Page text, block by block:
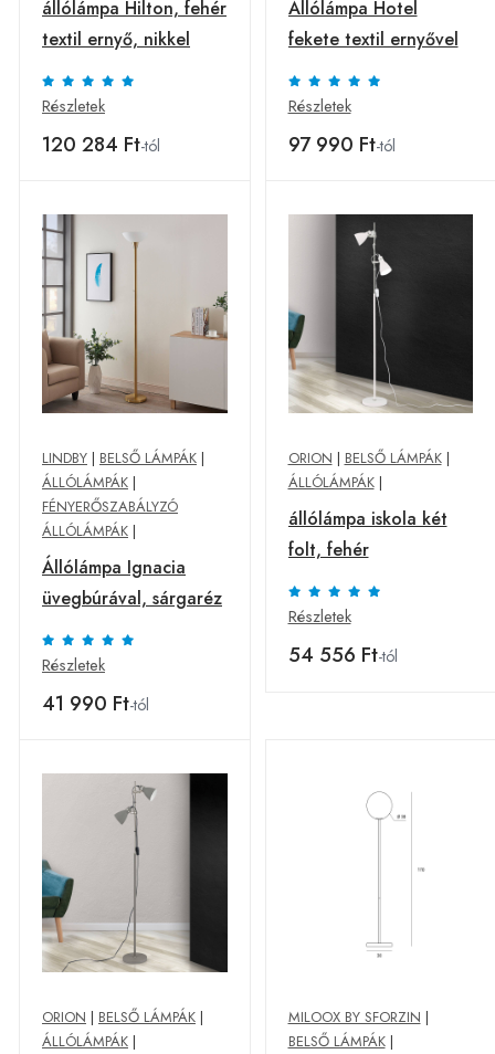
állólámpa Hilton, fehér
textil ernyő, nikkel
Részletek
120 284 Ft-tól
Állólámpa Hotel
fekete textil ernyővel
Részletek
97 990 Ft-tól
LINDBY | BELSŐ LÁMPÁK |
ÁLLÓLÁMPÁK |
FÉNYERŐSZABÁLYZÓ
ÁLLÓLÁMPÁK |
Állólámpa Ignacia
üvegbúrával, sárgaréz
Részletek
41 990 Ft-tól
ORION | BELSŐ LÁMPÁK|
ÁLLÓLÁMPÁK|
állólámpa iskola két
folt, fehér
Részletek
54 556 Ft-tól
ORION | BELSŐ LÁMPÁK |
ÁLLÓLÁMPÁK |
MILOOX BY SFORZIN |
BELSŐ LÁMPÁK|